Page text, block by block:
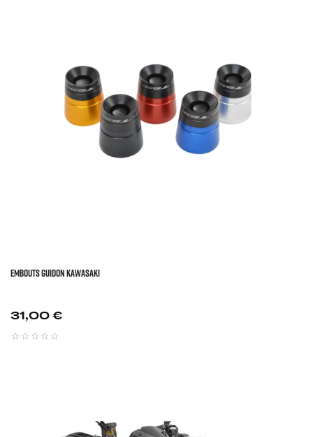
EMBOUTS GUIDON KAWASAKI
Prix
31,00 €